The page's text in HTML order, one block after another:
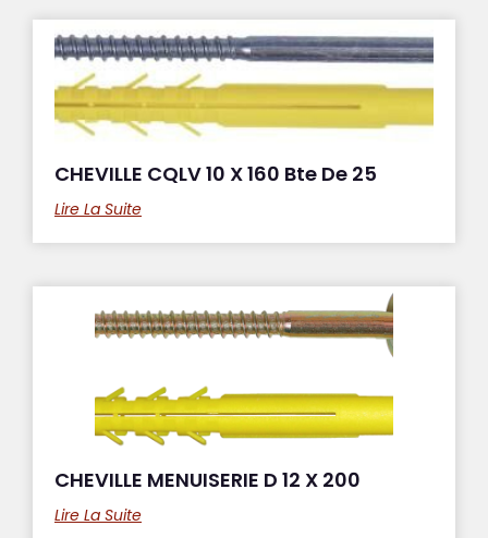
CHEVILLE CQLV 10 X 160 Bte De 25
Lire La Suite
CHEVILLE MENUISERIE D 12 X 200
Lire La Suite